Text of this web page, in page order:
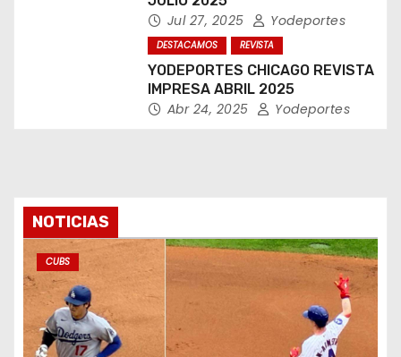
Jul 27, 2025 Yodeportes
DESTACAMOS REVISTA
YODEPORTES CHICAGO REVISTA
IMPRESA ABRIL 2025
Abr 24, 2025 Yodeportes
NOTICIAS
CUBS